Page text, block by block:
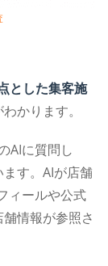
とした集客施
かります。
AIに質問し
す。AIが店舗
ィールや公式
情報が参照さ